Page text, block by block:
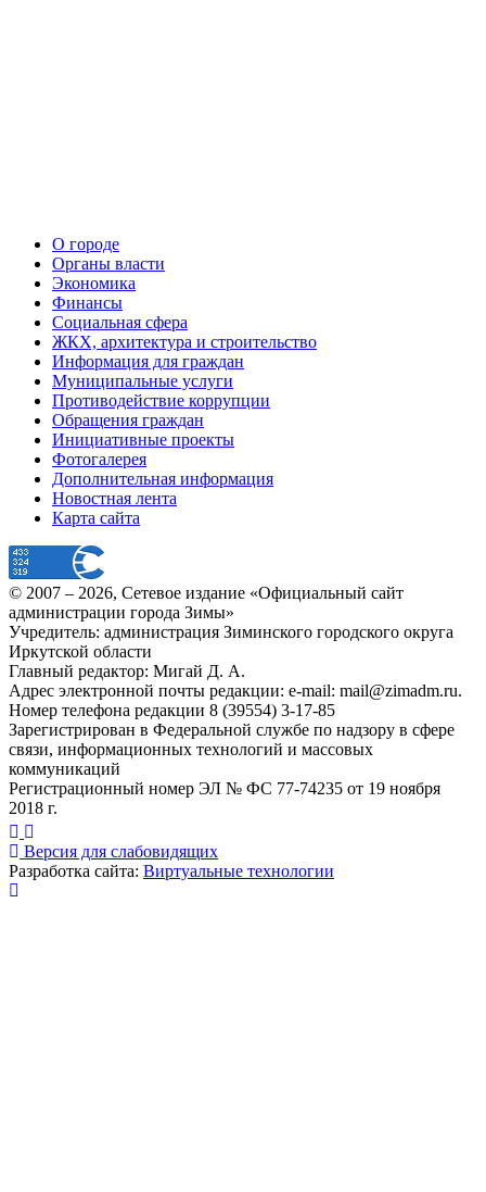
О городе
Органы власти
Экономика
Финансы
Социальная сфера
ЖКХ, архитектура и строительство
Информация для граждан
Муниципальные услуги
Противодействие коррупции
Обращения граждан
Инициативные проекты
Фотогалерея
Дополнительная информация
Новостная лента
Карта сайта
© 2007 – 2026, Сетевое издание «Официальный сайт
администрации города Зимы»
Учредитель: администрация Зиминского городского округа
Иркутской области
Главный редактор: Мигай Д. А.
Адрес электронной почты редакции: e-mail: mail@zimadm.ru.
Номер телефона редакции 8 (39554) 3-17-85
Зарегистрирован в Федеральной службе по надзору в сфере
связи, информационных технологий и массовых
коммуникаций
Регистрационный номер ЭЛ № ФС 77-74235 от 19 ноября
2018 г.
Версия для слабовидящих
Разработка сайта: Виртуальные технологии